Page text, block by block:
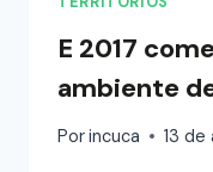
E 2017
ambiente
Porincuca 13 de